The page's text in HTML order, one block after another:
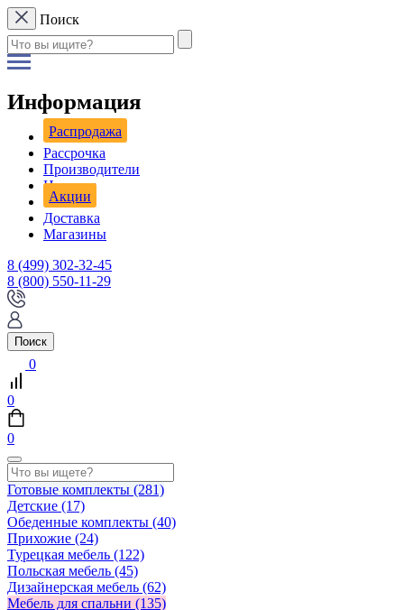
Поиск
Информация
Распродажа
Рассрочка
Производители
Новости
Акции
Доставка
Магазины
8 (499) 302-32-45
8 (800) 550-11-29
Поиск
0
0
0
Готовые комплекты (281)
Детские (17)
Обеденные комплекты (40)
Прихожие (24)
Турецкая мебель (122)
Польская мебель (45)
Дизайнерская мебель (62)
Мебель для спальни (135)